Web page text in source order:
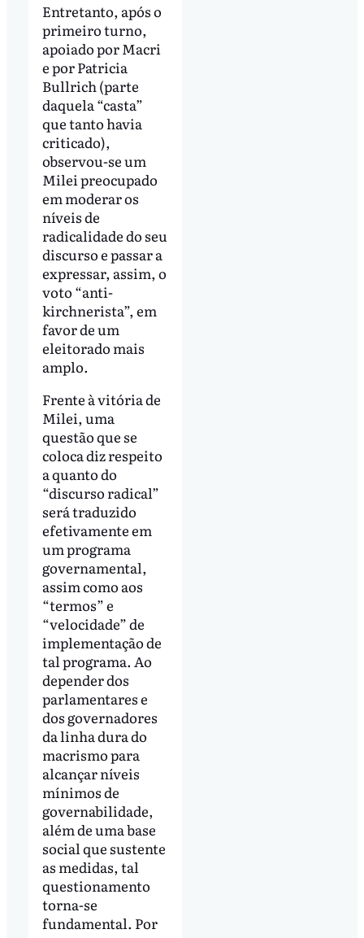
Entretanto, após o
primeiro turno,
apoiado por Macri
e por Patricia
Bullrich (parte
daquela “casta”
que tanto havia
criticado),
observou-se um
Milei preocupado
em moderar os
níveis de
radicalidade do seu
discurso e passar a
expressar, assim, o
voto “anti-
kirchnerista”, em
favor de um
eleitorado mais
amplo.
Frente à vitória de
Milei, uma
questão que se
coloca diz respeito
a quanto do
“discurso radical”
será traduzido
efetivamente em
um programa
governamental,
assim como aos
“termos” e
“velocidade” de
implementação de
tal programa. Ao
depender dos
parlamentares e
dos governadores
da linha dura do
macrismo para
alcançar níveis
mínimos de
governabilidade,
além de uma base
social que sustente
as medidas, tal
questionamento
torna-se
fundamental. Por